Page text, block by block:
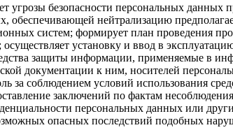
безопасности персональных данных
обеспечивающей нейтрализацию
систем; формирует план проведения
установку и ввод в
защиты информации, применяемые в
документации к ним, носителей
за соблюдением условий использования
заключений по фактам
персональных данных или
опасных последствий подобных